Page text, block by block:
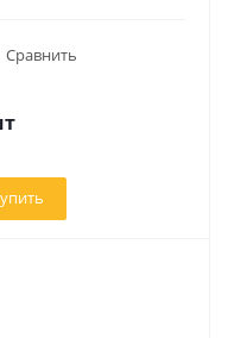
Сравнить